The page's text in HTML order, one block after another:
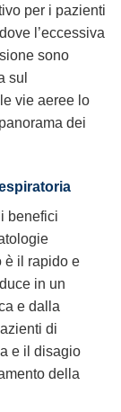
per i pazienti
l’eccessiva
sono
sul
vie aeree lo
dei
benefici
è il rapido e
in un
e dalla
di
e il disagio
della